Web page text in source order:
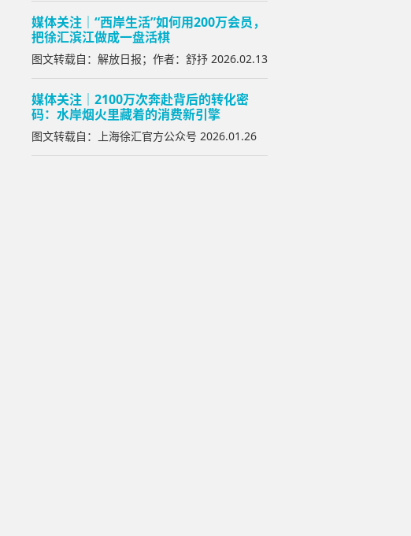
媒体关注｜“西岸生活”如何用200万会员，
把徐汇滨江做成一盘活棋
图文转载自：解放日报；作者：舒抒 2026.02.13
媒体关注｜2100万次奔赴背后的转化密
码：水岸烟火里藏着的消费新引擎
图文转载自：上海徐汇官方公众号 2026.01.26